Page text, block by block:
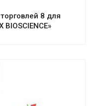
8 для